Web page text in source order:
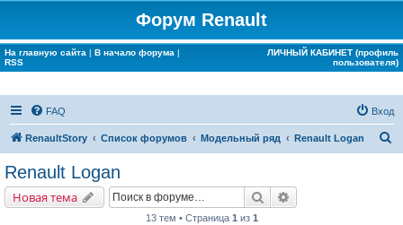
Форум Renault
На главную сайта | В начало форума |
RSS
ЛИЧНЫЙ КАБИНЕТ (профиль
пользователя)
FAQ Вход
RenaultStory Список форумов Модельный ряд Renault Logan
Renault Logan
Новая тема Поиск
13 тем • Страница 1 из 1